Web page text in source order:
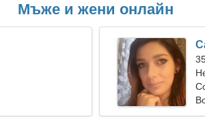
Мъже и жени онлайн